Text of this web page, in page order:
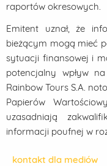
raportów okresowych.
Emitent uznał, że
bieżącym mogą mieć
sytuacji finansowej i
potencjalny wpływ
Rainbow Tours S.A.
Papierów
uzasadniają
informacji poufnej w
kontakt dla mediów